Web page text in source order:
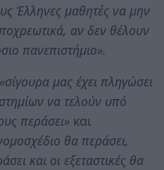
Έλληνες μαθητές να μην
αν δεν θέλουν
πανεπιστήμιο».
«σίγουρα μας έχει πληγώσει
να τελούν υπό
περάσει» και
θα περάσει,
και οι εξεταστικές θα